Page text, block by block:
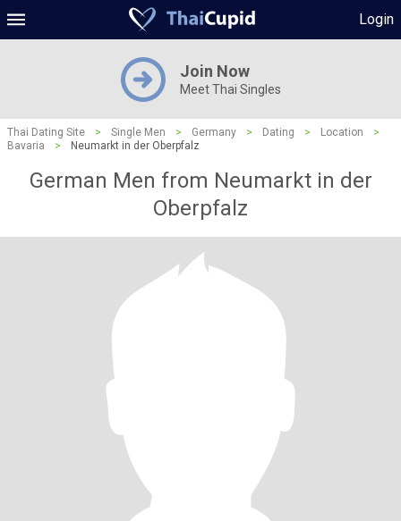
Login
Join Now
Meet Thai Singles
Thai Dating Site > Single Men > Germany > Dating > Location
>
Bavaria
> Neumarkt in der Oberpfalz
German Men from Neumarkt in der
Oberpfalz